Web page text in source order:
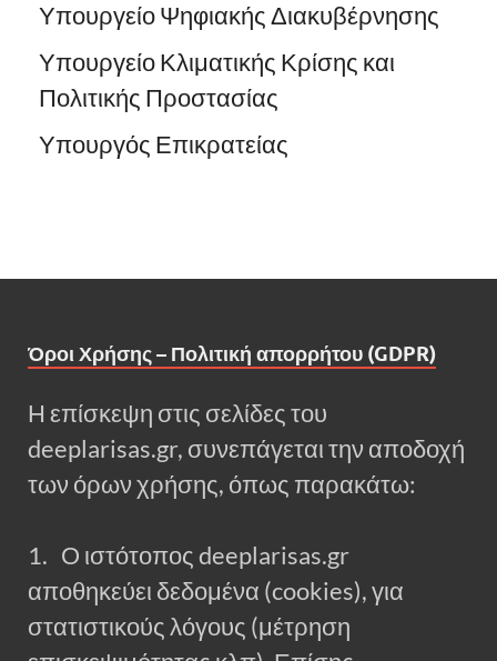
Υπουργείο Ψηφιακής Διακυβέρνησης
Υπουργείο Κλιματικής Κρίσης και
Πολιτικής Προστασίας
Υπουργός Επικρατείας
Όροι Χρήσης – Πολιτική απορρήτου (GDPR)
Η επίσκεψη στις σελίδες του
deeplarisas.gr, συνεπάγεται την αποδοχή
των όρων χρήσης, όπως παρακάτω:
1. Ο ιστότοπος deeplarisas.gr
αποθηκεύει δεδομένα (cookies), για
στατιστικούς λόγους (μέτρηση